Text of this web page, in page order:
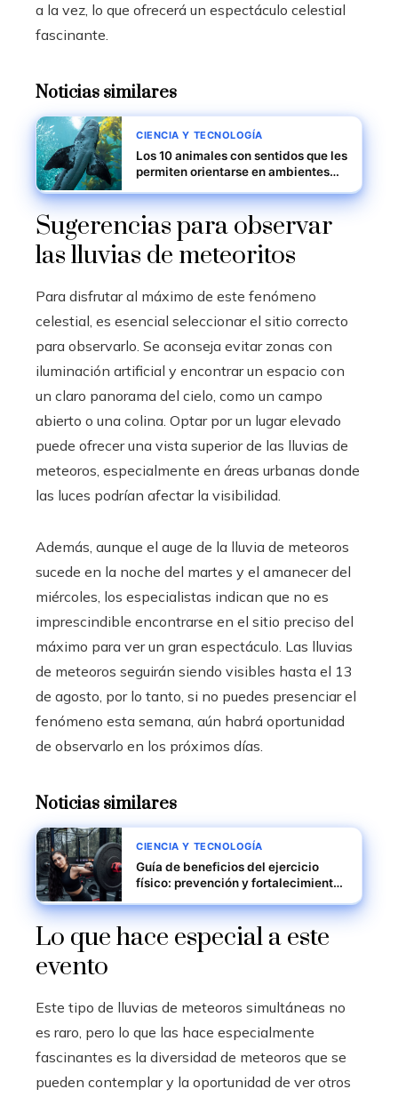
a la vez, lo que ofrecerá un espectáculo celestial
fascinante.
Noticias similares
CIENCIA Y TECNOLOGÍA
Los 10 animales con sentidos que les
permiten orientarse en ambientes
Sugerencias para observar
las lluvias de meteoritos
Para disfrutar al máximo de este fenómeno
celestial, es esencial seleccionar el sitio correcto
para observarlo. Se aconseja evitar zonas con
iluminación artificial y encontrar un espacio con
un claro panorama del cielo, como un campo
abierto o una colina. Optar por un lugar elevado
puede ofrecer una vista superior de las lluvias de
meteoros, especialmente en áreas urbanas donde
las luces podrían afectar la visibilidad.
Además, aunque el auge de la lluvia de meteoros
sucede en la noche del martes y el amanecer del
miércoles, los especialistas indican que no es
imprescindible encontrarse en el sitio preciso del
máximo para ver un gran espectáculo. Las lluvias
de meteoros seguirán siendo visibles hasta el 13
de agosto, por lo tanto, si no puedes presenciar el
fenómeno esta semana, aún habrá oportunidad
de observarlo en los próximos días.
Noticias similares
CIENCIA Y TECNOLOGÍA
Guía de beneficios del ejercicio
físico: prevención y fortalecimiento
Lo que hace especial a este
evento
Este tipo de lluvias de meteoros simultáneas no
es raro, pero lo que las hace especialmente
fascinantes es la diversidad de meteoros que se
pueden contemplar y la oportunidad de ver otros